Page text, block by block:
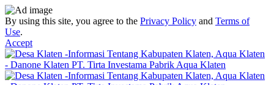
By using this site, you agree to the Privacy Policy and Terms of
Use.
Accept